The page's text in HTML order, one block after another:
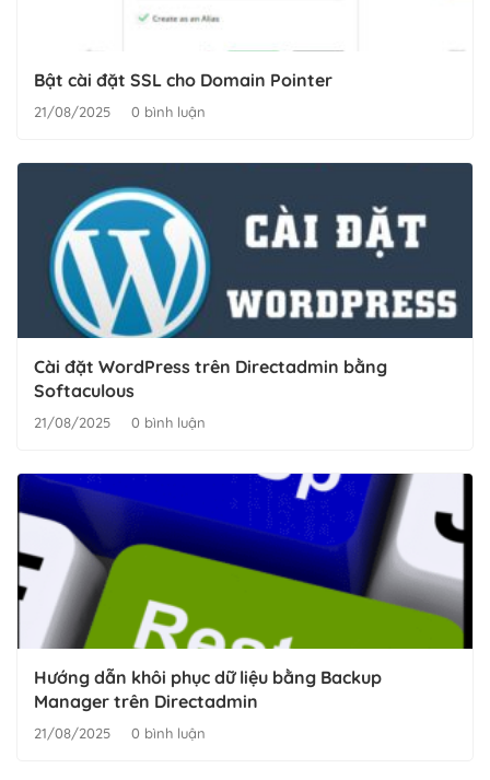
Bật cài đặt SSL cho Domain Pointer
21/08/2025 0 bình luận
Cài đặt WordPress trên Directadmin bằng
Softaculous
21/08/2025 0 bình luận
Hướng dẫn khôi phục dữ liệu bằng Backup
Manager trên Directadmin
21/08/2025 0 bình luận